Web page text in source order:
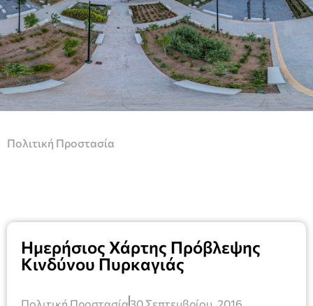
Πολιτική Προστασία
Ημερήσιος Χάρτης Πρόβλεψης
Κινδύνου Πυρκαγιάς
Πολιτική Προστασία 30 Σεπτεμβρίου, 2016